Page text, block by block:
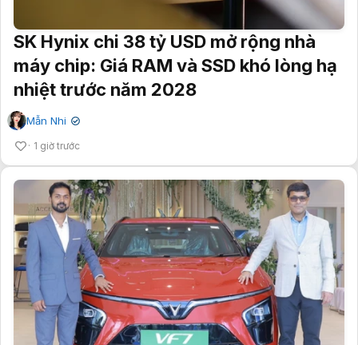
SK Hynix chi 38 tỷ USD mở rộng nhà
máy chip: Giá RAM và SSD khó lòng hạ
nhiệt trước năm 2028
Mẫn Nhi ✔
1 giờ trước